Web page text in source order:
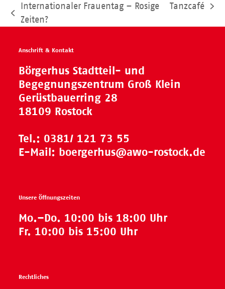
vorheriger
Internationaler Frauentag – Rosige
Zeiten?
Nächster
Beitrag:
Tanzcafé
Anschrift & Kontakt
Börgerhus Stadtteil- und
Begegnungszentrum Groß Klein
Gerüstbauerring 28
18109 Rostock
Tel.: 0381/ 121 73 55
E-Mail: boergerhus@awo-rostock.de
Unsere Öffnungszeiten
Mo.–Do. 10:00 bis 18:00 Uhr
Fr. 10:00 bis 15:00 Uhr
Rechtliches